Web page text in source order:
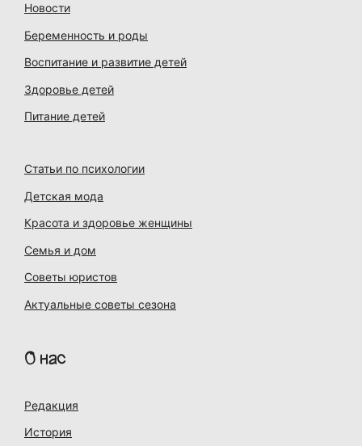
Новости
Беременность и роды
Воспитание и развитие детей
Здоровье детей
Питание детей
Статьи по психологии
Детская мода
Красота и здоровье женщины
Семья и дом
Советы юристов
Актуальные советы сезона
О нас
Редакция
История